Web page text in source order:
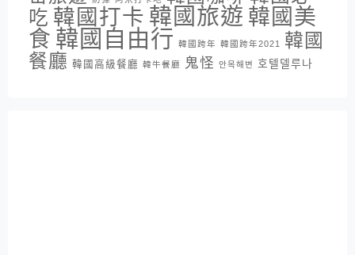
吃 韓國打卡 韓國旅遊 韓國美
食 韓國自由行 韓國跨年 韓國跨年2021
韓國
餐廳 韓國高級餐廳 韓牛餐廳 鬼怪 안목해변 호텔델루나